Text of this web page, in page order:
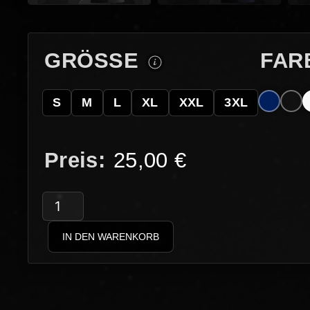
GRÖSSE
S M L XL XXL 3XL
25,00 €
AngerVerse
–
AngerVerse
Kranz
IN DEN WARENKORB